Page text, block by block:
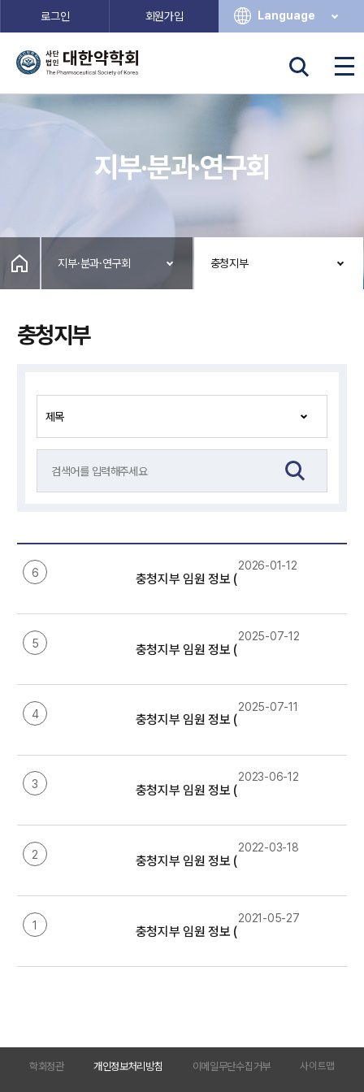
로그인 회원가입 Language
지부·분과·연구회
지부·분과·연구회 충청지부
충청지부
6 충청지부 임원 정보 (2026년)
2026-01-12
5 충청지부 임원 정보 (2025년)
2025-07-12
4 충청지부 임원 정보 (2024년)
2025-07-11
3 충청지부 임원 정보 (2023년)
2023-06-12
2 충청지부 임원 정보 (2022년)
2022-03-18
1 충청지부 임원 정보 (2021년)
2021-05-27
학회정관 개인정보처리방침 이메일무단수집거부 사이트맵